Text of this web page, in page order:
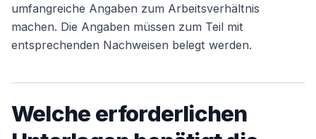
umfangreiche Angaben zum Arbeitsverhältnis
machen. Die Angaben müssen zum Teil mit
entsprechenden Nachweisen belegt werden.
Welche erforderlichen